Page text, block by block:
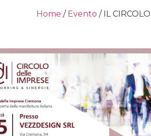
Home / Evento / IL